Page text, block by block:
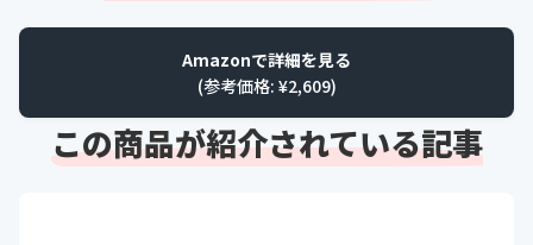
Amazonで詳細を見る
(参考価格: ¥2,609)
この商品が紹介されている記事